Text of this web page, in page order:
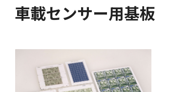
車載センサー用基板